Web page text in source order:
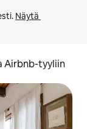
Näytä
Airbnb-tyyliin